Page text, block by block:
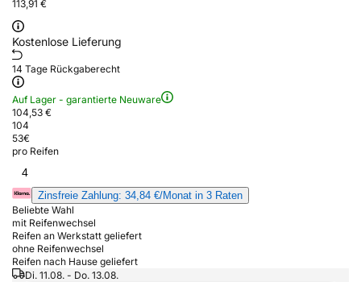
113,91 €
Kostenlose Lieferung
14 Tage Rückgaberecht
Auf Lager - garantierte Neuware
104,53 €
104
53€
pro Reifen
4
Zinsfreie Zahlung: 34,84 €/Monat in 3 Raten
Beliebte Wahl
mit Reifenwechsel
Reifen an Werkstatt geliefert
ohne Reifenwechsel
Reifen nach Hause geliefert
Di. 11.08. - Do. 13.08.